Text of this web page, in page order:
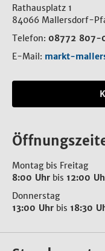
Rathausplatz 1
84066 Mallersdorf-
Telefon: 08772 807-
E-Mail: markt-
Montag bis Freitag
8:00 Uhr bis 12:00
Donnerstag
13:00 Uhr bis 18:30